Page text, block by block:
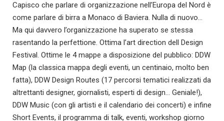
Capisco che parlare di organizzazione nell’Europa del Nord è
come parlare di birra a Monaco di Baviera. Nulla di nuovo…
Ma qui davvero l’organizzazione ha superato se stessa
rasentando la perfettione. Ottima l’art direction dell Design
Festival. Ottime le 4 mappe a disposizione del pubblico: DDW
Map (la classica mappa degli eventi, un centinaio, molto ben
fatta), DDW Design Routes (17 percorsi tematici realizzati da
altrettanti designer, giornalisti, esperti di design… Geniale!),
DDW Music (con gli artisti e il calendario dei concerti) e infine
Short Events, il programma di talk, eventi, workshop giorno